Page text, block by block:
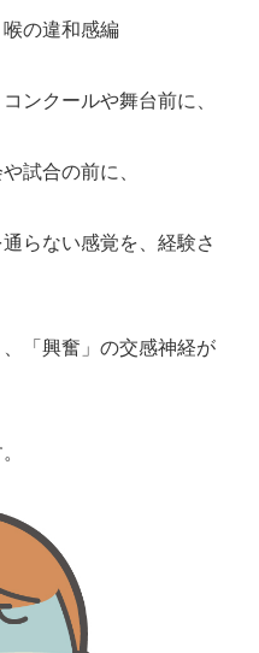
の違和感編
ンクールや舞台前に、
試合の前に、
らない感覚を、経験さ
「興奮」の交感神経が